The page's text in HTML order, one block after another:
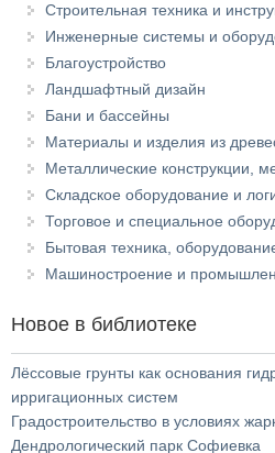
Строительная техника и
Инженерные системы и
Благоустройство
Ландшафтный дизайн
Бани и бассейны
Материалы и изделия из
Металлические конструкции,
Складское оборудование и
Торговое и специальное
Бытовая техника,
Машиностроение и
Новое в библиотеке
Лёссовые грунты как основания
ирригационных систем
Градостроительство в условиях
Дендрологический парк Софиевка